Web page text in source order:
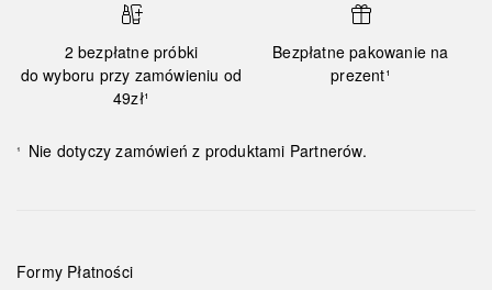
2 bezpłatne próbki
do wyboru przy zamówieniu od
49zł¹
Bezpłatne pakowanie na
prezent¹
¹ Nie dotyczy zamówień z produktami Partnerów.
Formy Płatności